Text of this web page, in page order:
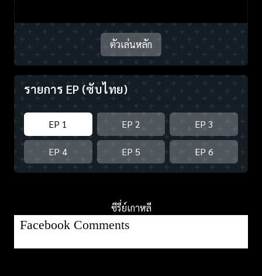
ตัวเล่นหลัก
รายการ EP (ซับไทย)
EP 1 EP 2 EP 3
EP 4 EP 5 EP 6
ซีรี่ย์เกาหลี
Facebook Comments